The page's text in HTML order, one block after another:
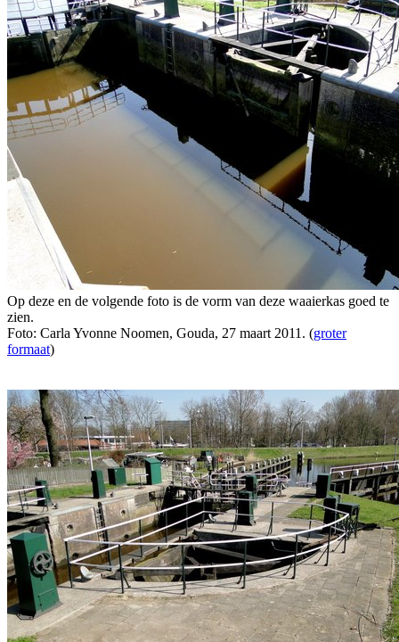
Op deze en de volgende foto is de vorm van deze waaierkas goed te
zien.
Foto: Carla Yvonne Noomen, Gouda, 27 maart 2011. (groter
formaat)